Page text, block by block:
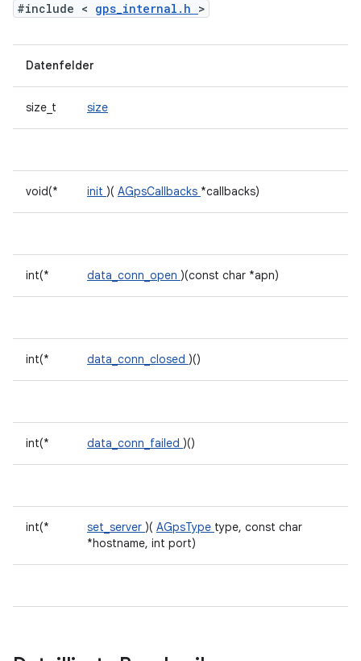
#include < gps_internal.h >
Datenfelder
size_t size
void(* init )( AGpsCallbacks *callbacks)
int(* data_conn_open )(const char *apn)
int(* data_conn_closed )()
int(* data_conn_failed )()
int(* set_server )( AGpsType type, const char
*hostname, int port)